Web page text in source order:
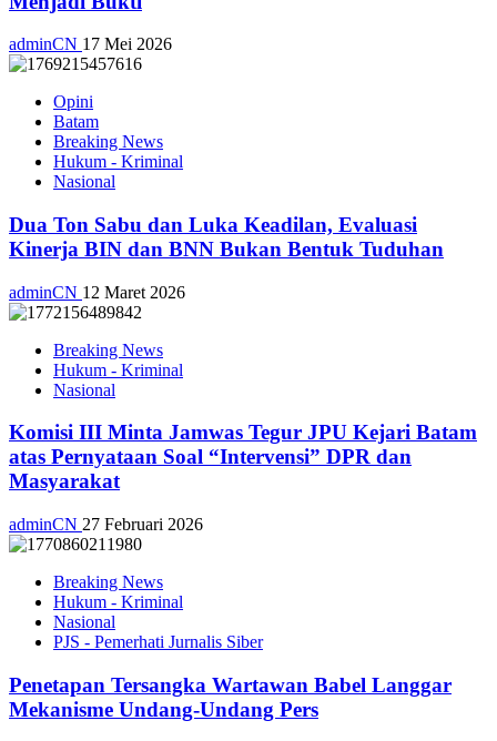
adminCN 17 Mei 2026
Opini
Batam
Breaking News
Hukum - Kriminal
Nasional
Dua Ton Sabu dan Luka Keadilan, Evaluasi
Kinerja BIN dan BNN Bukan Bentuk Tuduhan
adminCN 12 Maret 2026
Breaking News
Hukum - Kriminal
Nasional
Komisi III Minta Jamwas Tegur JPU Kejari Batam
atas Pernyataan Soal “Intervensi” DPR dan
Masyarakat
adminCN 27 Februari 2026
Breaking News
Hukum - Kriminal
Nasional
PJS - Pemerhati Jurnalis Siber
Penetapan Tersangka Wartawan Babel Langgar
Mekanisme Undang-Undang Pers